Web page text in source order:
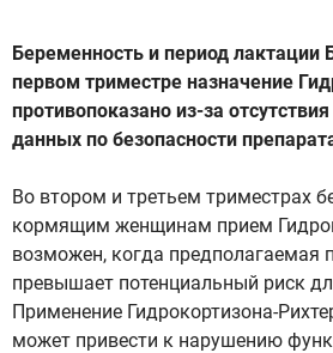
Беременность и период
первом триместре назначение
противопоказано из-за
данных по безопасности
Во втором и третьем триместрах
кормящим женщинам прием
возможен, когда предполагаемая
превышает потенциальный риск
Применение Гидрокортизона-
может привести к нарушению